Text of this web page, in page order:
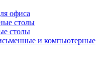
офиса
столы
столы
и компьютерные